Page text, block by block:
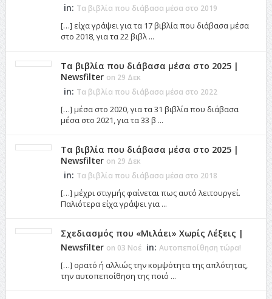
in: Τα βιβλία που διάβασα μέσα στο 2019
[…] είχα γράψει για τα 17 βιβλία που διάβασα μέσα
στο 2018, για τα 22 βιβλ ...
Τα βιβλία που διάβασα μέσα στο 2025 |
Newsfilter on 29 Δεκ
in: Τα βιβλία που διάβασα μέσα στο 2022
[…] μέσα στο 2020, για τα 31 βιβλία που διάβασα
μέσα στο 2021, για τα 33 β ...
Τα βιβλία που διάβασα μέσα στο 2025 |
Newsfilter on 29 Δεκ
in: Τα βιβλία που διάβασα μέσα στο 2018
[…] μέχρι στιγμής φαίνεται πως αυτό λειτουργεί.
Παλιότερα είχα γράψει για ...
Σχεδιασμός που «Μιλάει» Χωρίς Λέξεις |
Newsfilter on 03 Νοέ in: Αυτοπεποίθηση τώρα!
[…] ορατό ή αλλιώς την κομψότητα της απλότητας,
την αυτοπεποίθηση της ποιό ...